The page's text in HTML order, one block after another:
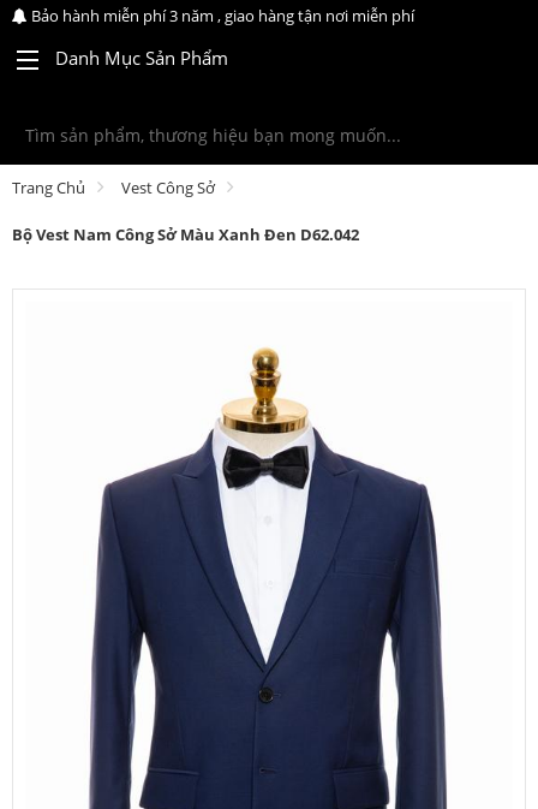
Bảo hành miễn phí 3 năm , giao hàng tận nơi miễn phí
Danh Mục Sản Phẩm
Trang Chủ Vest Công Sở
Bộ Vest Nam Công Sở Màu Xanh Đen D62.042